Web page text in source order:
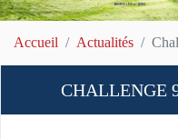
Accueil Actualités
CHALLENGE